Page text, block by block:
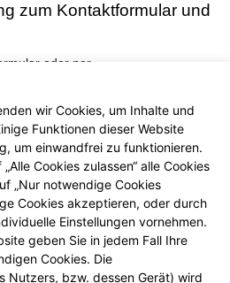
zum Kontaktformular und
oder per
zukommen lassen, werden Ihre
zwecks Bearbeitung der
Fall von Anschlussfragen bei uns
wir nicht ohne Ihre Einwilligung
„captcha-image“
über das
den Dienst Buchstaben-
BCF GmbH ( https://www.b-cf.de/
wir Cookies, um Inhalte und
Funktionen dieser Website
um einwandfrei zu funktionieren.
Cookies zulassen“ alle Cookies
„Nur notwendige Cookies
Cookies akzeptieren, oder durch
Einstellungen vornehmen.
geben Sie in jedem Fall Ihre
Cookies. Die
Nutzers, bzw. dessen Gerät) wird